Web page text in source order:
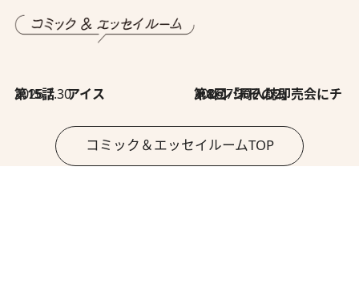
2026.7.30
第15話 アイス 2026.7.30
第8回「同人誌即売会にチャレンジ その2」
コミック＆エッセイルームTOP